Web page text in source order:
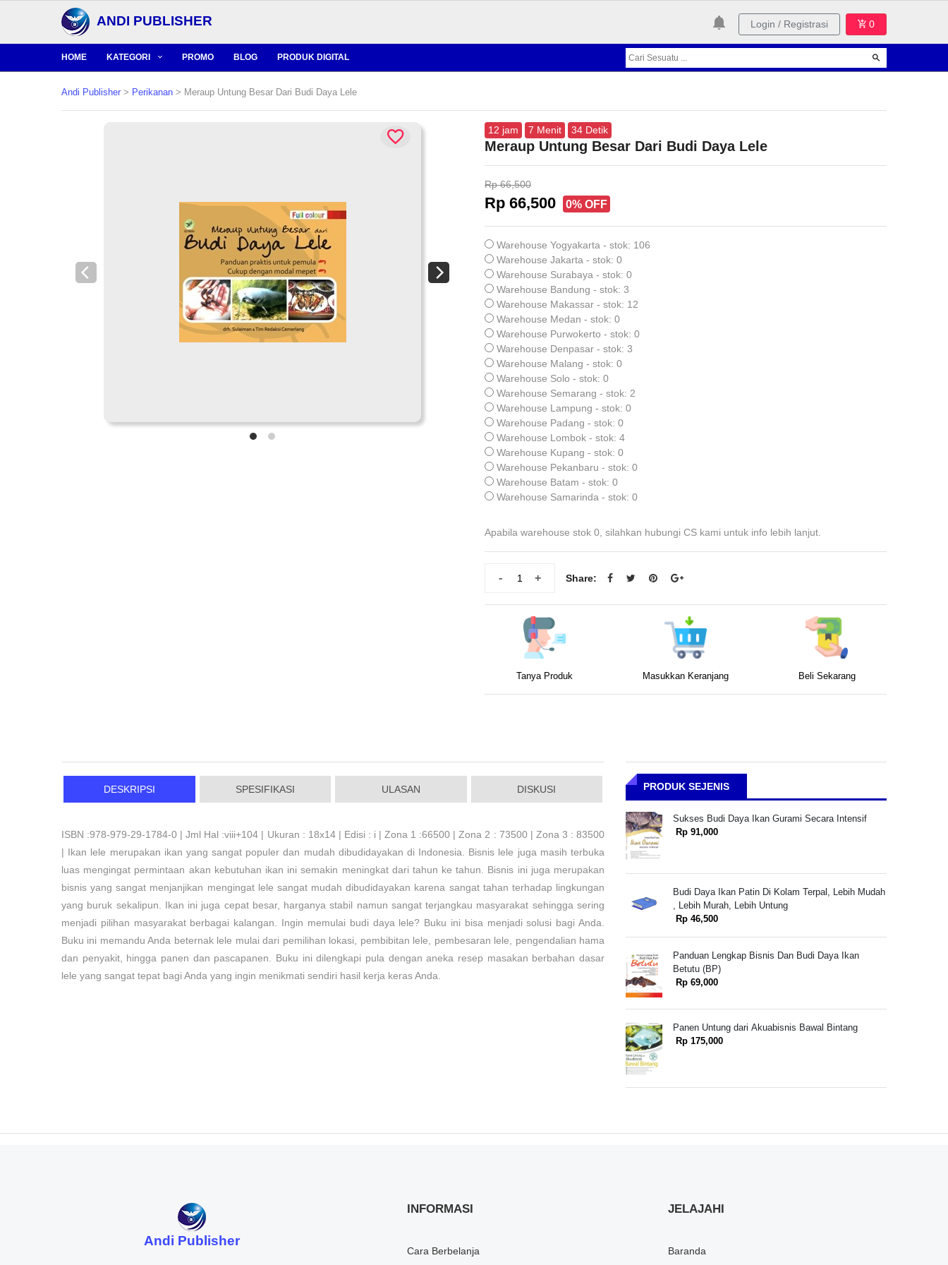
ANDI PUBLISHER Login / Registrasi 0
HOME KATEGORI PROMO BLOG PRODUK DIGITAL
Andi Publisher > Perikanan > Meraup Untung Besar Dari Budi Daya Lele
12 jam 7 Menit 33 Detik
Meraup Untung Besar Dari Budi Daya Lele
Rp 66,500
Rp 66,500 0% OFF
Warehouse Yogyakarta - stok: 106
Warehouse Jakarta - stok: 0
Warehouse Surabaya - stok: 0
Warehouse Bandung - stok: 3
Warehouse Makassar - stok: 12
Warehouse Medan - stok: 0
Warehouse Purwokerto - stok: 0
Warehouse Denpasar - stok: 3
Warehouse Malang - stok: 0
Warehouse Solo - stok: 0
Warehouse Semarang - stok: 2
Warehouse Lampung - stok: 0
Warehouse Padang - stok: 0
Warehouse Lombok - stok: 4
Warehouse Kupang - stok: 0
Warehouse Pekanbaru - stok: 0
Warehouse Batam - stok: 0
Warehouse Samarinda - stok: 0
Apabila warehouse stok 0, silahkan hubungi CS kami untuk info lebih lanjut.
+
- Share:
Tanya Produk Masukkan Keranjang Beli Sekarang
DESKRIPSI SPESIFIKASI ULASAN DISKUSI
ISBN :978-979-29-1784-0 | Jml Hal :viii+104 | Ukuran : 18x14 | Edisi : i | Zona 1 :66500 | Zona 2 : 73500 | Zona 3 : 83500
| Ikan lele merupakan ikan yang sangat populer dan mudah dibudidayakan di Indonesia. Bisnis lele juga masih terbuka
luas mengingat permintaan akan kebutuhan ikan ini semakin meningkat dari tahun ke tahun. Bisnis ini juga merupakan
bisnis yang sangat menjanjikan mengingat lele sangat mudah dibudidayakan karena sangat tahan terhadap lingkungan
yang buruk sekalipun. Ikan ini juga cepat besar, harganya stabil namun sangat terjangkau masyarakat sehingga sering
menjadi pilihan masyarakat berbagai kalangan. Ingin memulai budi daya lele? Buku ini bisa menjadi solusi bagi Anda.
Buku ini memandu Anda beternak lele mulai dari pemilihan lokasi, pembibitan lele, pembesaran lele, pengendalian hama
dan penyakit, hingga panen dan pascapanen. Buku ini dilengkapi pula dengan aneka resep masakan berbahan dasar
lele yang sangat tepat bagi Anda yang ingin menikmati sendiri hasil kerja keras Anda.
PRODUK SEJENIS
Sukses Budi Daya Ikan Gurami Secara Intensif
Rp 91,000
Budi Daya Ikan Patin Di Kolam Terpal, Lebih Mudah
, Lebih Murah, Lebih Untung
Rp 46,500
Panduan Lengkap Bisnis Dan Budi Daya Ikan
Betutu (BP)
Rp 69,000
Panen Untung dari Akuabisnis Bawal Bintang
Rp 175,000
Andi Publisher
INFORMASI
Cara Berbelanja
JELAJAHI
Baranda